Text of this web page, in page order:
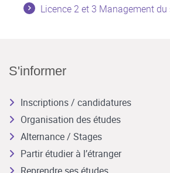
Licence 2 et 3 Management du
S'informer
Inscriptions / candidatures
Organisation des études
Alternance / Stages
Partir étudier à l’étranger